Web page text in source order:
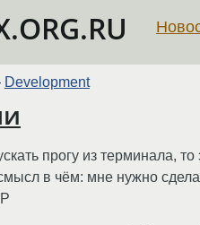
Development
прогу из терминала,
в чём: мне нужно